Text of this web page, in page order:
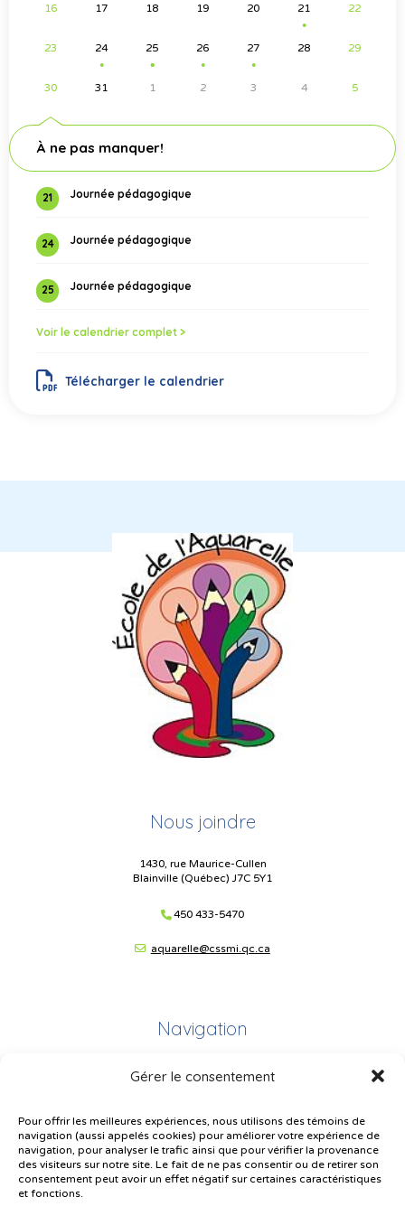
Gérer le consentement
Pour offrir les meilleures expériences, nous utilisons des témoins de
navigation (aussi appelés cookies) pour améliorer votre expérience de
navigation, pour analyser le trafic ainsi que pour vérifier la provenance
des visiteurs sur notre site. Le fait de ne pas consentir ou de retirer son
consentement peut avoir un effet négatif sur certaines caractéristiques
et fonctions.
16 17 18 19 20 21
●
22
23 24
●
25
●
●
●
26
●
27
●
28 29
30 31 1 2 3 4 5
À ne pas manquer!
21 Journée pédagogique
24 Journée pédagogique
25 Journée pédagogique
Voir le calendrier complet >
Télécharger le calendrier
Nous joindre
1430, rue Maurice-Cullen
Blainville (Québec) J7C 5Y1
450 433-5470
aquarelle@cssmi.qc.ca
Navigation
Plan du site
Plainte – service à l’élève
Politique de confidentialité